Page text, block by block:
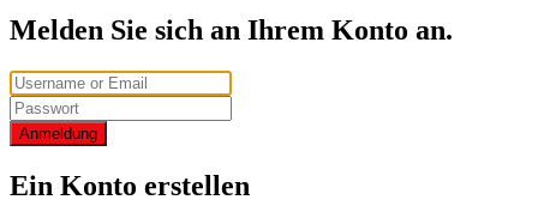
Melden Sie sich an Ihrem Konto an.
Anmeldung
Ein Konto erstellen